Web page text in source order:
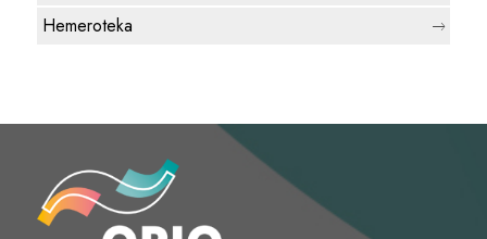
Hemeroteka